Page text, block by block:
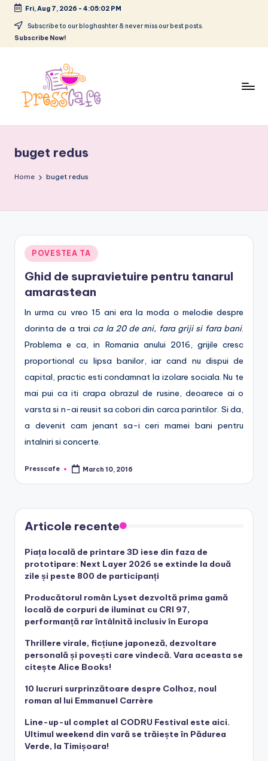
Skip
Fri, Aug 7, 2026 - 4:05:03 PM
Subscribe to our bloghashter & never miss our best posts.
Subscribe Now!
e
s
a
f
e
r
o
urbane
buget redus
Home buget redus
Posted
POVESTEA TA
Ghid de supravietuire pentru tanarul
amarastean
In urma cu vreo 15 ani era la moda o melodie despre
dorinta de a trai ca la 20 de ani, fara griji si fara bani.
Problema e ca, in Romania anului 2016, grijile cresc
proportional cu lipsa banilor, iar cand nu dispui de
capital, practic esti condamnat la izolare sociala. Nu te
mai pui ca iti crapa obrazul de rusine, deoarece ai o
varsta si n-ai reusit sa cobori din carca parintilor. Si da,
a devenit cam jenant sa-i ceri mamei bani pentru
intalniri si concerte.
Posted
Presscafe March 10, 2016
Articole recente
Piața locală de printare 3D iese din faza de
prototipare: Next Layer 2026 se extinde la două
zile și peste 800 de participanți
Producătorul român Lyset dezvoltă prima gamă
locală de corpuri de iluminat cu CRI 97,
performanță rar întâlnită inclusiv în Europa
Thrillere virale, ficțiune japoneză, dezvoltare
personală și povești care vindecă. Vara aceasta se
citește Alice Books!
10 lucruri surprinzătoare despre Colhoz, noul
roman al lui Emmanuel Carrère
Line-up-ul complet al CODRU Festival este aici.
Ultimul weekend din vară se trăiește în Pădurea
Verde, la Timișoara!